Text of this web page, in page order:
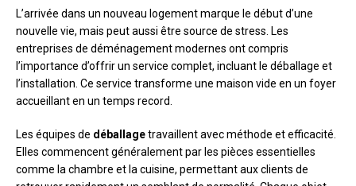
L’arrivée dans un nouveau logement marque le début d’une
nouvelle vie, mais peut aussi être source de stress. Les
entreprises de déménagement modernes ont compris
l’importance d’offrir un service complet, incluant le déballage et
l’installation. Ce service transforme une maison vide en un foyer
accueillant en un temps record.
Les équipes de déballagetravaillent avec méthode et efficacité.
Elles commencent généralement par les pièces essentielles
comme la chambre et la cuisine, permettant aux clients de